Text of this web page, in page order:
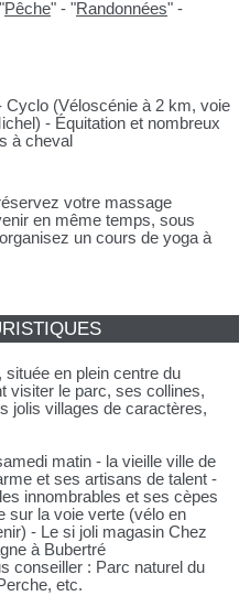
"Pêche" - "Randonnées" -
Cyclo (Véloscénie à 2 km, voie
- Équitation et nombreux
à cheval
votre massage
en même temps, sous
un cours de yoga à
en plein centre du
visiter le parc, ses collines,
jolis villages de caractères,
matin - la vieille ville de
et ses artisans de talent -
innombrables et ses cèpes
sur la voie verte (vélo en
- Le si joli magasin Chez
à Bubertré
conseiller : Parc naturel du
etc.